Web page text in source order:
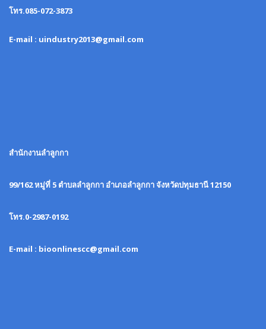
โทร.085-072-3873
E-mail : uindustry2013@gmail.com
สำนักงานลำลูกกา
99/162 หมู่ที่ 5 ตำบลลำลูกกา อำเภอลำลูกกา จังหวัดปทุมธานี 12150
โทร.0-2987-0192
E-mail : bioonlinescc@gmail.com